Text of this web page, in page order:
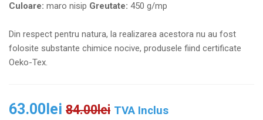
Culoare: maro nisip Greutate: 450 g/mp
Din respect pentru natura, la realizarea acestora nu au fost
folosite substante chimice nocive, produsele fiind certificate
Oeko-Tex.
63.00 lei 84.00lei TVA Inclus